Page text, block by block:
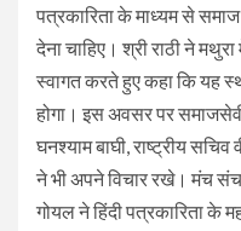
पत्रकारिता के माध्यम से
देना चाहिए। श्री राठी ने
स्वागत करते हुए कहा कि यह
होगा। इस अवसर पर समाजसेवी
घनश्याम बाघी, राष्ट्रीय सचिव
ने भी अपने विचार रखे। मंच
गोयल ने हिंदी पत्रकारिता के